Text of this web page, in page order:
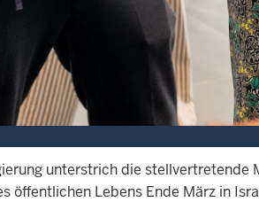
unterstrich die
öffentlichen Lebens Ende März in